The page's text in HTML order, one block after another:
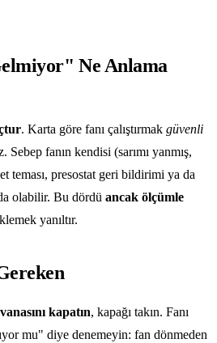
Ne Anlama
. Karta göre fanı çalıştırmak güvenli
fanın kendisi (sarımı yanmış,
teması, presostat geri bildirimi ya da
olabilir. Bu dördü ancak ölçümle
yanıltır.
kapatın, kapağı takın. Fanı
mu" diye denemeyin: fan dönmeden